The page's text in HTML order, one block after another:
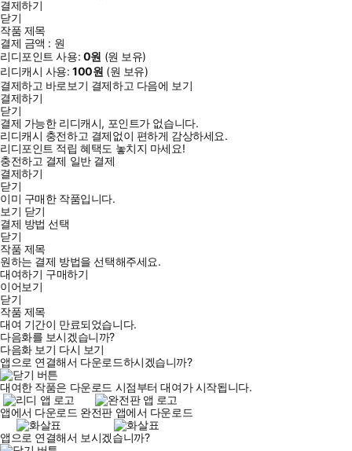
결제하기
닫기
작품 제목
결제 금액 : 원
리디포인트 사용: 0원 (원 보유)
리디캐시 사용:100원 (원 보유)
결제하고 바로보기 결제하고 다음에 보기
결제하기
닫기
결제 가능한 리디캐시, 포인트가 없습니다.
리디캐시 충전하고 결제없이 편하게 감상하세요.
리디포인트 적립 혜택도 놓치지 마세요!
충전하고 결제 일반 결제
결제하기
닫기
이미 구매한 작품입니다.
보기 닫기
결제 방법 선택
닫기
작품 제목
원하는 결제 방법을 선택해주세요.
대여하기 구매하기
이어보기
닫기
작품 제목
대여 기간이 만료되었습니다.
다음화를 보시겠습니까?
다음화 보기 다시 보기
앱으로 연결해서 다운로드하시겠습니까?
대여한 작품은 다운로드 시점부터 대여가 시작됩니다.
앱에서 다운로드 완전판 앱에서 다운로드
앱으로 연결해서 보시겠습니까?